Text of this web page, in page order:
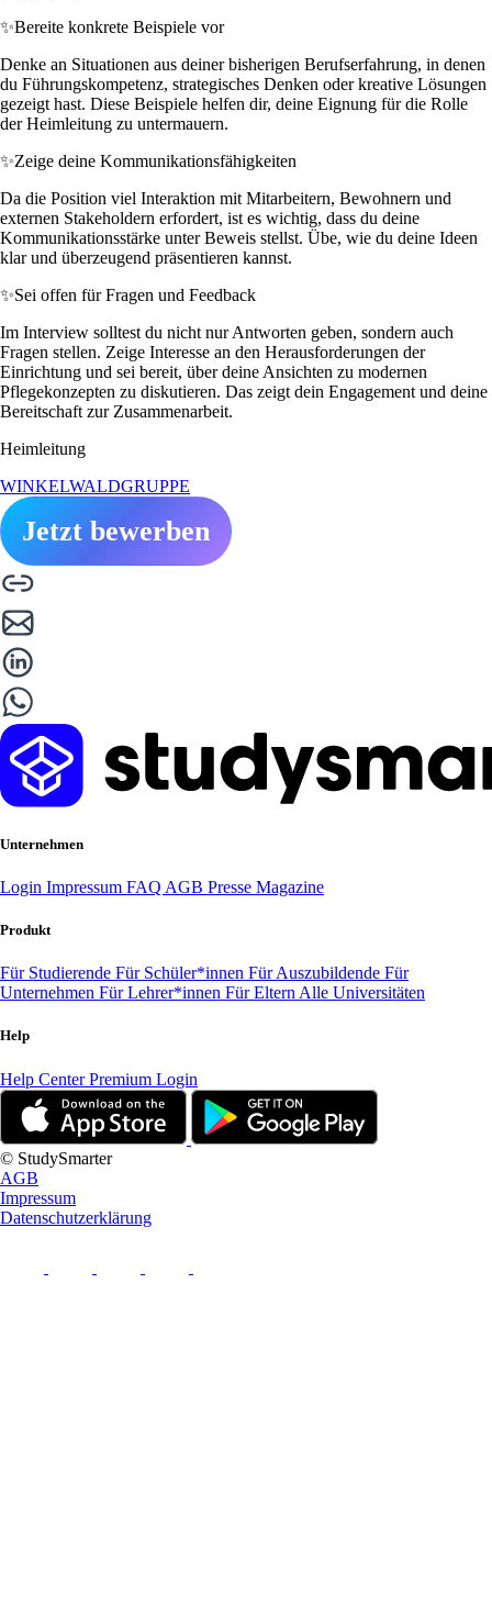
✨Bereite konkrete Beispiele vor
Denke an Situationen aus deiner bisherigen Berufserfahrung, in denen
du Führungskompetenz, strategisches Denken oder kreative Lösungen
gezeigt hast. Diese Beispiele helfen dir, deine Eignung für die Rolle
der Heimleitung zu untermauern.
✨Zeige deine Kommunikationsfähigkeiten
Da die Position viel Interaktion mit Mitarbeitern, Bewohnern und
externen Stakeholdern erfordert, ist es wichtig, dass du deine
Kommunikationsstärke unter Beweis stellst. Übe, wie du deine Ideen
klar und überzeugend präsentieren kannst.
✨Sei offen für Fragen und Feedback
Im Interview solltest du nicht nur Antworten geben, sondern auch
Fragen stellen. Zeige Interesse an den Herausforderungen der
Einrichtung und sei bereit, über deine Ansichten zu modernen
Pflegekonzepten zu diskutieren. Das zeigt dein Engagement und deine
Bereitschaft zur Zusammenarbeit.
Heimleitung
WINKELWALDGRUPPE
Jetzt bewerben
Unternehmen
Login Impressum FAQ AGB Presse Magazine
Produkt
Für Studierende Für Schüler*innen Für Auszubildende Für
Unternehmen Für Lehrer*innen Für Eltern Alle Universitäten
Help
Help CenterPremium Login
© StudySmarter
AGB
Impressum
Datenschutzerklärung